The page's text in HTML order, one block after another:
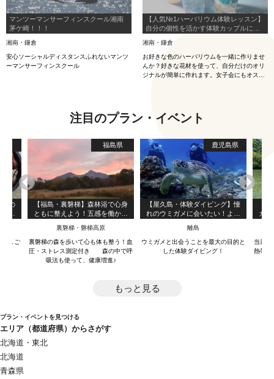
マンツーマンサーフィンスクール湘南
茅ケ崎！！！
湘南・鎌倉
安心ソーシャルディスタンスふれないマンツ
ーマンサーフィンスクール
【人気№1ハーバリウム体験レッスン】
自分の個性を活かす体験カップルにオ
ス◎湘南観光の合間に♪ 完成後は、映
えスポットで好きなだけ撮影OK!!
湘南・鎌倉
お好きな色のハーバリウムを一緒に作りませ
んか？好きな花材を使って、自分だけのオリ
ジナルが簡単に作れます。女子会にもオスス
注目のプラン・イベント
めの
手しご
福島県
【福島・裏磐梯】森林浴で心身
ともに整えよう！五感を働かせ
ィ付き）
裏磐梯・磐梯高原
裏磐梯の森を歩いて心も体も整う！血
圧・ストレス測定付き 森の中で呼
吸法も使って、健康増進♪
鹿児島県
【屋久島・体験ダイビング】憧
れのウミガメに会いたい！より
を上げるスペシャル1ダイブ・コ
ース！（3時間半）
離島
ウミガメと出会うことを最大の目的と
した体験ダイビング！
カ
当日予
熱帯の
もっと見る
プラン・イベントを見つける
エリア（都道府県）からさがす
北海道・東北
北海道
青森県